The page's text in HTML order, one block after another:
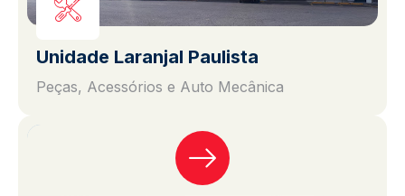
Unidade Laranjal Paulista
Peças, Acessórios e Auto Mecânica